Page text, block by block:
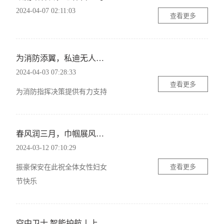
2024-04-07 02:11:03
查看更多
为消防添翼，私迪无人机助力开启消防救援新时代
2024-04-03 07:28:33
为消防指挥决策提供有力支持
查看更多
春风润三月，巾帼展风采丨振豪保安组织开展庆“三八”国际妇女节活动
2024-03-12 07:10:29
振豪保安在此祝全体女性妇女
节快乐
查看更多